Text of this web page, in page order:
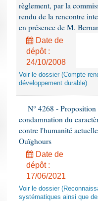
règlement, par la
rendu de la rencontre
en présence de M.
Date de
dépôt :
24/10/2008
Voir le dossier (Compte
développement durable)
N° 4268 -
condamnation du
contre l'humanité
Ouïghours
Date de
dépôt :
17/06/2021
Voir le dossier
systématiques ainsi que